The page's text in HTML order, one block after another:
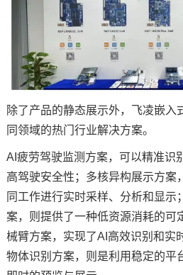
除了产品的静态展示外，飞凌嵌入
同领域的热门行业解决方案。
AI疲劳驾驶监测方案，可以精准识
高驾驶安全性；多核异构展示方案
同工作进行实时采样、分析和显示
案，则提供了一种低资源消耗的可
械臂方案，实现了AI高效识别和实
物体识别方案，则是利用稳定的平